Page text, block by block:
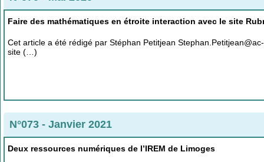
Faire des mathématiques en étroite interaction avec le site
Cet article a été rédigé par Stéphan Petitjean
site (…)
N°073 - Janvier 2021
Deux ressources numériques de l’IREM de Limoges